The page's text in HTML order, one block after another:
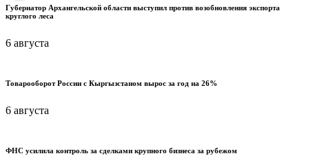
Губернатор Архангельской области выступил против возобновления экспорта
круглого леса
6 августа
Товарооборот России с Кыргызстаном вырос за год на 26%
6 августа
ФНС усилила контроль за сделками крупного бизнеса за рубежом